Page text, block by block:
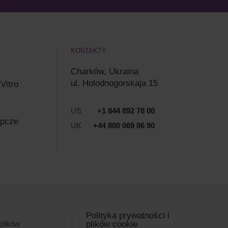
KONTAKTY
Charków, Ukraina
ul. Holodnogorskaja 15
US
+1 844 892 78 00
UK
+44 800 069 86 90
Polityka prywatności i
plików cookie